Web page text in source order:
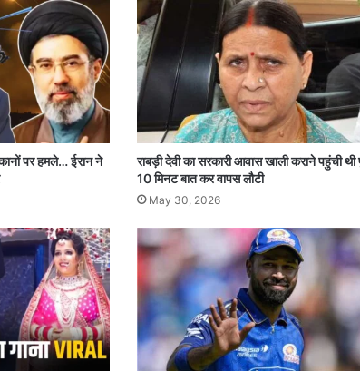
पर हमले… ईरान ने
राबड़ी देवी का सरकारी आवास खाली कराने पहुंची
10 मिनट बात कर वापस लौटी
May 30, 2026